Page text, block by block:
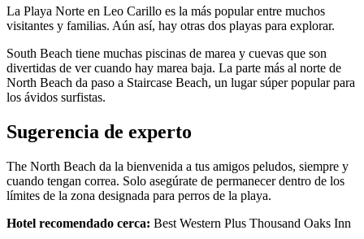
La Playa Norte en Leo Carillo es la más popular entre muchos
visitantes y familias. Aún así, hay otras dos playas para explorar.
South Beach tiene muchas piscinas de marea y cuevas que son
divertidas de ver cuando hay marea baja. La parte más al norte de
North Beach da paso a Staircase Beach, un lugar súper popular para
los ávidos surfistas.
Sugerencia de experto
The North Beach da la bienvenida a tus amigos peludos, siempre y
cuando tengan correa. Solo asegúrate de permanecer dentro de los
límites de la zona designada para perros de la playa.
Hotel recomendado cerca: Best Western Plus Thousand Oaks Inn